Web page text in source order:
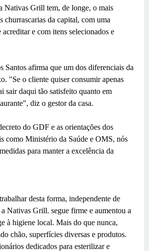
Nativas Grill tem, de longe, o mais
churrascarias da capital, com uma
e com itens selecionados e
Santos afirma que um dos diferenciais da
"Se o cliente quiser consumir apenas
sair daqui tão satisfeito quanto em
diz o gestor da casa.
do GDF e as orientações dos
como Ministério da Saúde e OMS, nós
para manter a excelência da
desta forma, independente de
a Nativas Grill. segue firme e aumentou a
à higiene local. Mais do que nunca,
chão, superfícies diversas e produtos.
dedicados para esterilizar e